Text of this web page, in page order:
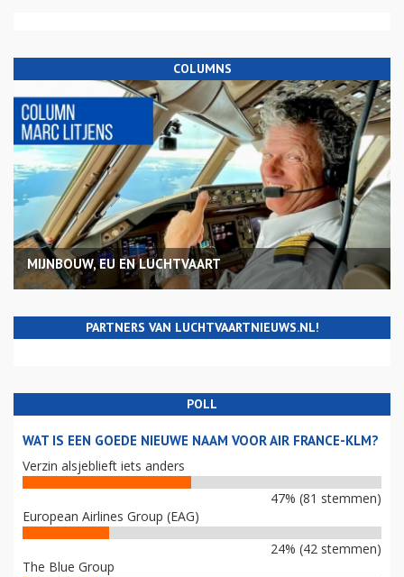
COLUMNS
MIJNBOUW, EU EN LUCHTVAART
PARTNERS VAN LUCHTVAARTNIEUWS.NL!
POLL
WAT IS EEN GOEDE NIEUWE NAAM VOOR AIR FRANCE-KLM?
Verzin alsjeblieft iets anders
47% (81 stemmen)
European Airlines Group (EAG)
24% (42 stemmen)
The Blue Group